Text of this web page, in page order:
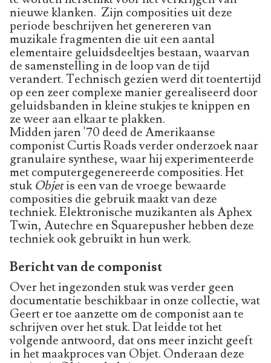
nieuwe klanken. Zijn composities uit deze
periode beschrijven het genereren van
muzikale fragmenten die uit een aantal
elementaire geluidsdeeltjes bestaan, waarvan
de samenstelling in de loop van de tijd
verandert. Technisch gezien werd dit toentertijd
op een zeer complexe manier gerealiseerd door
geluidsbanden in kleine stukjes te knippen en
ze weer aan elkaar te plakken.
Midden jaren '70 deed de Amerikaanse
componist Curtis Roads verder onderzoek naar
granulaire synthese, waar hij experimenteerde
met computergegenereerde composities. Het
stukObjetis een van de vroege bewaarde
composities die gebruik maakt van deze
techniek. Elektronische muzikanten als Aphex
Twin, Autechre en Squarepusher hebben deze
techniek ook gebruikt in hun werk.
Bericht van de componist
Over het ingezonden stuk was verder geen
documentatie beschikbaar in onze collectie, wat
Geert er toe aanzette om de componist aan te
schrijven over het stuk. Dat leidde tot het
volgende antwoord, dat ons meer inzicht geeft
in het maakproces van Objet. Onderaan deze